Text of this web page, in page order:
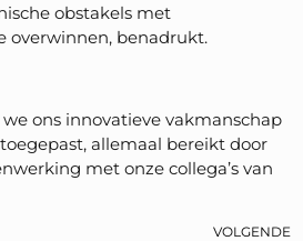
obstakels met
overwinnen, benadrukt.
ons innovatieve vakmanschap
allemaal bereikt door
met onze collega’s van
VOLGENDE